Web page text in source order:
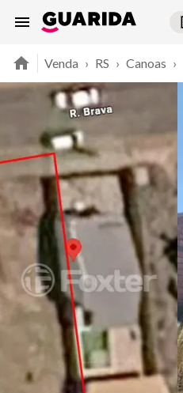
Venda › RS › Canoas ›